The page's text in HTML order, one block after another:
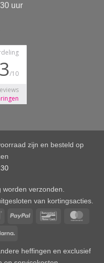
uur
zijn en besteld op
worden verzonden.
van kortingsacties.
AfterPayPayPal Bancontact
heffingen en exclusief